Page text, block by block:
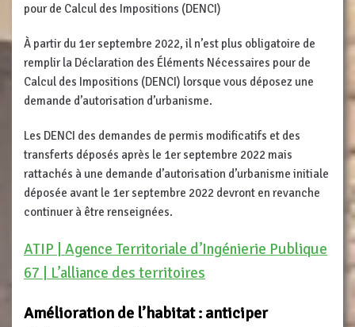
pour de Calcul des Impositions (DENCI)
À partir du 1er septembre 2022, il n’est plus obligatoire de
remplir la Déclaration des Éléments Nécessaires pour de
Calcul des Impositions (DENCI) lorsque vous déposez une
demande d’autorisation d’urbanisme.
Les DENCI des demandes de permis modificatifs et des
transferts déposés après le 1er septembre 2022 mais
rattachés à une demande d’autorisation d’urbanisme initiale
déposée avant le 1er septembre 2022 devront en revanche
continuer à être renseignées.
ATIP | Agence Territoriale d’Ingénierie Publique
67 | L’alliance des territoires
Amélioration de l’habitat : anticiper